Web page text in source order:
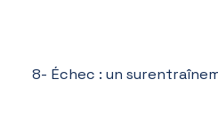
8- Échec : un